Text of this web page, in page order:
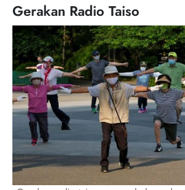
Gerakan Radio Taiso